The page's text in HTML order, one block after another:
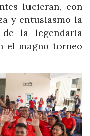
lucieran, con
y entusiasmo la
de la legendaria
el magno torneo